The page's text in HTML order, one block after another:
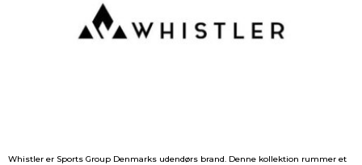
Whistler er Sports Group Denmarks udendørs brand. Denne kollektion rummer et